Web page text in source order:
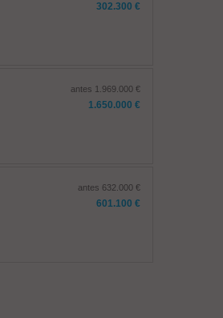
302.300 €
antes 1.969.000 €
1.650.000 €
antes 632.000 €
601.100 €